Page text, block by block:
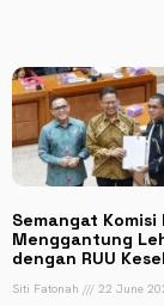
Semangat Komisi
Menggantung
dengan RUU
Siti Fatonah 22 June